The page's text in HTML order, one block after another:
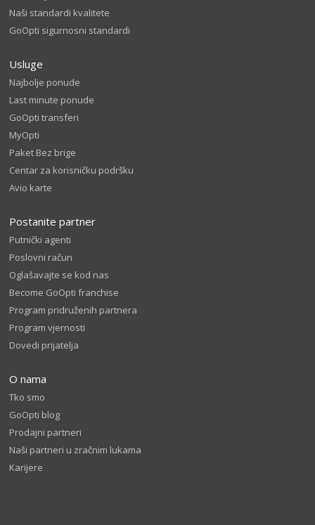
Naši standardi kvalitete
GoOpti sigurnosni standardi
Usluge
Najbolje ponude
Last minute ponude
GoOpti transferi
MyOpti
Paket Bez brige
Centar za korisničku podršku
Avio karte
Postanite partner
Putnički agenti
Poslovni račun
Oglašavajte se kod nas
Become GoOpti franchise
Program pridruženih partnera
Program vjernosti
Dovedi prijatelja
O nama
Tko smo
GoOpti blog
Prodajni partneri
Naši partneri u zračnim lukama
Karijere